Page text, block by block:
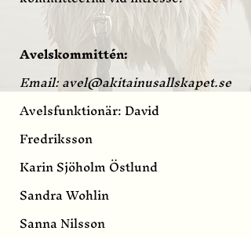
Avelskommittén:
Email:avel@akitainusallskapet.se
Avelsfunktionär: David
Fredriksson
Karin Sjöholm Östlund
Sandra Wohlin
Sanna Nilsson